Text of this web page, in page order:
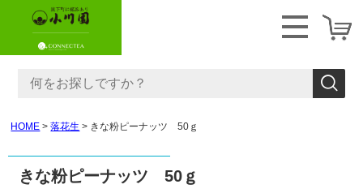
HOME 落花生 きな粉ピーナッツ 50ｇ
きな粉ピーナッツ 50ｇ